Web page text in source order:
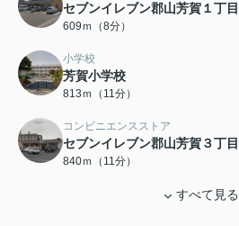
セブンイレブン郡山芳賀１丁
609ｍ（8分）
小学校
芳賀小学校
813ｍ（11分）
コンビニエンスストア
セブンイレブン郡山芳賀３丁
840ｍ（11分）
すべて見る